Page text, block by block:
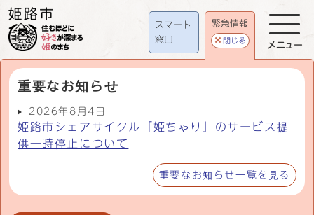
スマート
窓口
緊急情報
閉じる
重要なお知らせ
2026年8月4日
姫路市シェアサイクル「姫ちゃり」のサービス提
供一時停止について
重要なお知らせ一覧を見る
メニュー